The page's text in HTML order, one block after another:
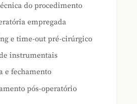
do procedimento
empregada
e time-out pré-cirúrgico
instrumentais
e fechamento
pós-operatório